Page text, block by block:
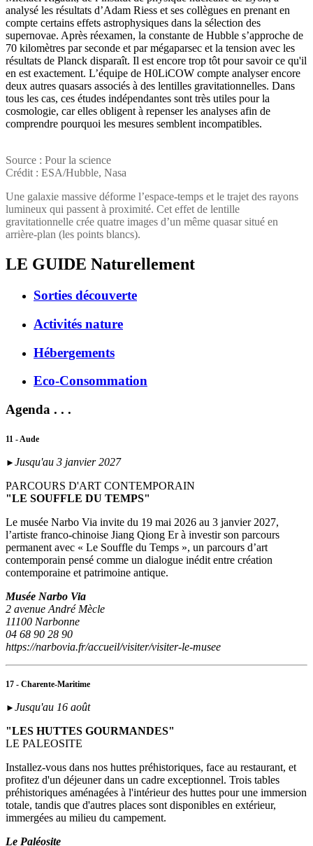
analysé les résultats d’Adam Riess et ses collègues en prenant en
compte certains effets astrophysiques dans la sélection des
supernovae. Après réexamen, la constante de Hubble s’approche de
70 kilomètres par seconde et par mégaparsec et la tension avec les
résultats de Planck disparaît. Il est encore trop tôt pour savoir ce qu'il
en est exactement. L’équipe de H0LiCOW compte analyser encore
deux autres quasars associés à des lentilles gravitationnelles. Dans
tous les cas, ces études indépendantes sont très utiles pour la
cosmologie, car elles obligent à repenser les analyses afin de
comprendre pourquoi les mesures semblent incompatibles.
Source : Pour la science
Crédit : ESA/Hubble, Nasa
Une galaxie massive déforme l’espace-temps et le trajet des rayons
lumineux qui passent à proximité. Cet effet de lentille
gravitationnelle crée quatre images d’un même quasar situé en
arrière-plan (les points blancs).
LE GUIDE Naturellement
Sorties découverte
Activités nature
Hébergements
Eco-Consommation
Agenda . . .
11 - Aude
► Jusqu'au 3 janvier 2027
PARCOURS D'ART CONTEMPORAIN
"LE SOUFFLE DU TEMPS"
Le musée Narbo Via invite du 19 mai 2026 au 3 janvier 2027,
l’artiste franco-chinoise Jiang Qiong Er à investir son parcours
permanent avec « Le Souffle du Temps », un parcours d’art
contemporain pensé comme un dialogue inédit entre création
contemporaine et patrimoine antique.
Musée Narbo Via
2 avenue André Mècle
11100 Narbonne
04 68 90 28 90
https://narbovia.fr/accueil/visiter/visiter-le-musee
17 - Charente-Maritime
► Jusqu'au 16 août
"LES HUTTES GOURMANDES"
LE PALEOSITE
Installez-vous dans nos huttes préhistoriques, face au restaurant, et
profitez d'un déjeuner dans un cadre exceptionnel. Trois tables
préhistoriques aménagées à l'intérieur des huttes pour une immersion
totale, tandis que d'autres places sont disponibles en extérieur,
immergées au milieu du campement.
Le Paléosite